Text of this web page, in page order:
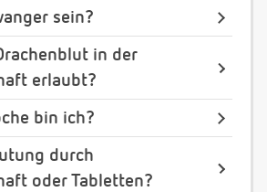
sein?
in der
erlaubt?
bin ich?
durch
oder Tabletten?